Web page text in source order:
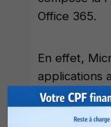
Office 365.
En effet,
applications